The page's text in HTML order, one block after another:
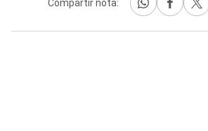
Compartir nota: